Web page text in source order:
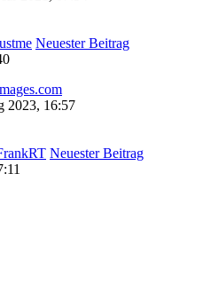
Neuester Beitrag
2023, 16:57
Neuester Beitrag